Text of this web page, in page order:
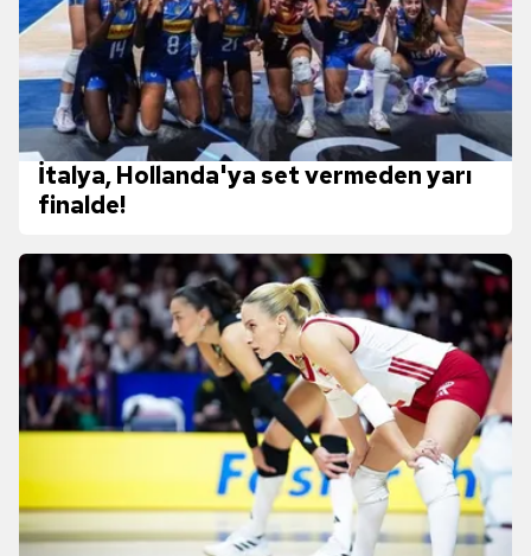
İtalya, Hollanda'ya set vermeden yarı
finalde!